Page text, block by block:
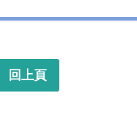
回上頁